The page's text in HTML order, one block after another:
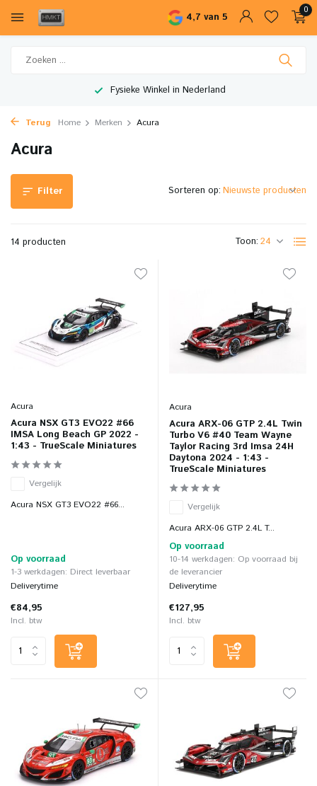
4,7 van 5
0
Fysieke Winkel in Nederland
Terug Home Merken Acura
Acura
Filter
14 producten Toon:
Sorteren op:
Acura
Acura NSX GT3 EVO22 #66
IMSA Long Beach GP 2022 -
1:43 - TrueScale Miniatures
Vergelijk
Acura NSX GT3 EVO22 #66...
Op voorraad
1-3 werkdagen: Direct leverbaar
Deliverytime
€84,95
Incl. btw
Acura
Acura ARX-06 GTP 2.4L Twin
Turbo V6 #40 Team Wayne
Taylor Racing 3rd Imsa 24H
Daytona 2024 - 1:43 -
TrueScale Miniatures
Vergelijk
Acura ARX-06 GTP 2.4L T...
Op voorraad
10-14 werkdagen: Op voorraad bij
de leverancier
Deliverytime
€127,95
Incl. btw